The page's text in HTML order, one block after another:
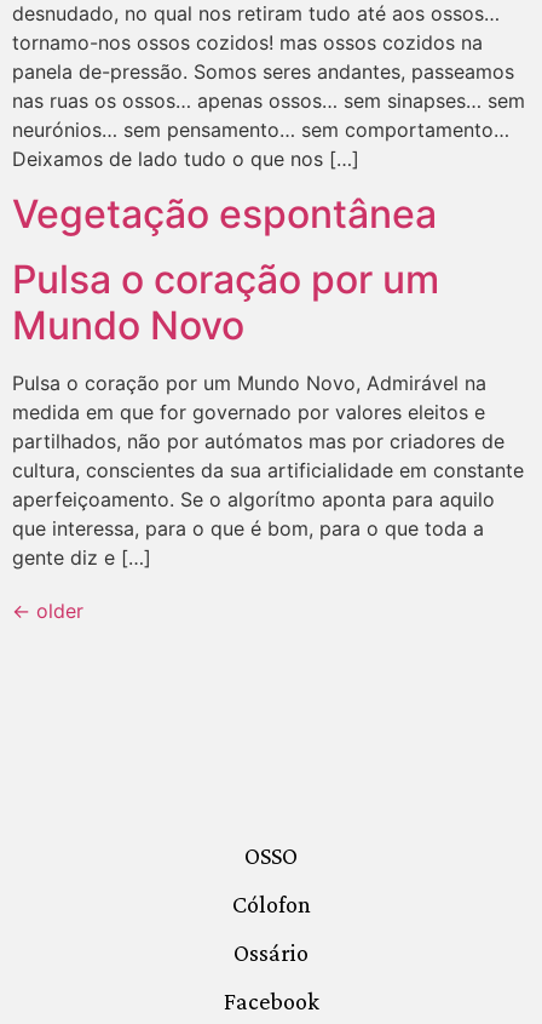
desnudado, no qual nos retiram tudo até aos ossos…
tornamo-nos ossos cozidos! mas ossos cozidos na
panela de-pressão. Somos seres andantes, passeamos
nas ruas os ossos… apenas ossos… sem sinapses… sem
neurónios… sem pensamento… sem comportamento…
Deixamos de lado tudo o que nos […]
Vegetação espontânea
Pulsa o coração por um
Mundo Novo
Pulsa o coração por um Mundo Novo, Admirável na
medida em que for governado por valores eleitos e
partilhados, não por autómatos mas por criadores de
cultura, conscientes da sua artificialidade em constante
aperfeiçoamento. Se o algorítmo aponta para aquilo
que interessa, para o que é bom, para o que toda a
gente diz e […]
← older
OSSO
Cólofon
Ossário
Facebook